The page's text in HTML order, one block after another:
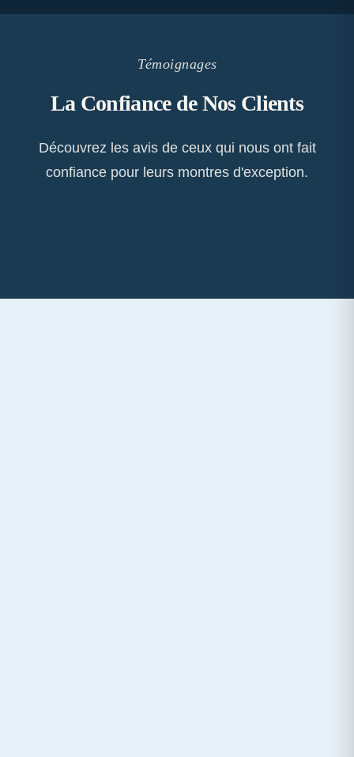
Témoignages
La Confiance de Nos Clients
Découvrez les avis de ceux qui nous ont fait
confiance pour leurs montres d'exception.